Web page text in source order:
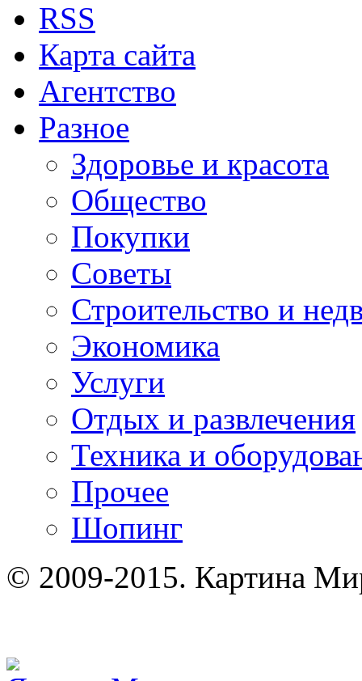
RSS
Карта сайта
Агентство
Разное
Здоровье и красота
Общество
Покупки
Советы
Строительство и
Экономика
Услуги
Отдых и развлечения
Техника и
Прочее
Шопинг
© 2009-2015. Картина